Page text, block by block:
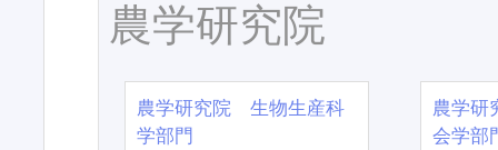
農学研究院
農学研究院 生物生産科
学部門
農学
会学部